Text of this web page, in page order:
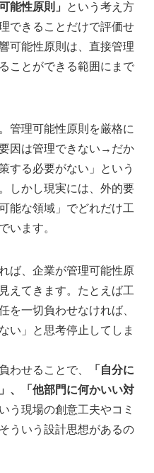
能性原則」
という考え方
できることだけで評価せ
可能性原則は、直接管理
ことができる範囲にまで
管理可能性原則を厳格に
因は管理できない→だか
する必要がない」という
しかし現実には、外的要
能な領域」でどれだけ工
います。
ば、企業が管理可能性原
えてきます。たとえば工
を一切負わせなければ、
い」と思考停止してしま
わせることで、
「自分に
、「他部門に何かいい対
う現場の創意工夫やコミ
ういう設計思想があるの